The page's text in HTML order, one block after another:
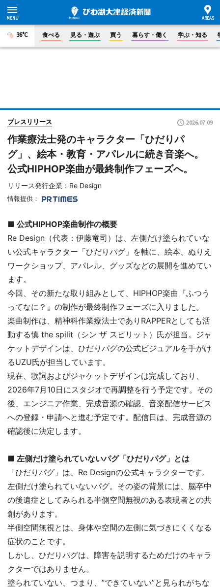
36°C 食べる 見る・遊ぶ 買う 暮らす・働く 学ぶ・知る
プレスリリース 2026.07.09
作業療法士発のキャラクター「ひだりパ
グ」、絵本・教育・アパレルに続き音楽へ。
公式HIPHOP楽曲が最終制作フェーズへ。
リリース発行企業：Re Design
情報提供：
■ 公式HIPHOP楽曲制作の概要
Re Design（代表：伊藤竜司）は、左側だけ塗られていな
い公式キャラクター「ひだりパグ」を軸に、絵本、ぬりえ
ワークショップ、アパレル、グッズなどの展開を進めてい
ます。
今回、その新たな取り組みとして、HIPHOP楽曲『ふつう
ってなに？』の制作が最終制作フェーズに入りました。
楽曲制作は、精神科作業療法士でありRAPPERとしても活
動する慎 the spilit（シン ザ スピリット）氏が担当。ジャ
ケットデザインは、ひだりパグの公式ビジュアルを手がけ
るUZU氏が担当しています。
現在、歌詞およびジャケットデザインは完成しており、
2026年7月10日にスタジオで再調整を行う予定です。その
後、エンジニア作業、完成音源の確認、音楽配信サービス
への登録・申請へと進む予定です。配信日は、完成音源の
確認後に決定します。
■ 左側だけ塗られていないパグ「ひだりパグ」とは
「ひだりパグ」は、Re Designの公式キャラクターです。
左側だけ塗られていないパグ。その姿の背景には、脳卒中
の後遺症としてみられる半側空間無視のある表現者との共
創があります。
半側空間無視とは、身体や空間の左側に気づきにくくなる
症状のことです。
しかし、ひだりパグは、障害を説明するためだけのキャラ
クターではありません。
塗られていない、つまり、”できていない”と見られがちな